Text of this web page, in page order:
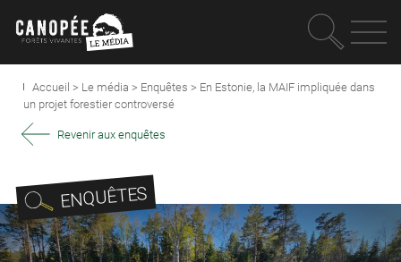
OUVRIR LE
Accueil > Le média > Enquêtes > En Estonie, la MAIF impliquée dans
un projet forestier controversé
Revenir aux enquêtes
ENQUÊTES